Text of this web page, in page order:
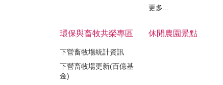
更多...
環保與畜牧共榮專區
下營畜牧場統計資訊
下營畜牧場更新(百億基
金)
休閒農園景點